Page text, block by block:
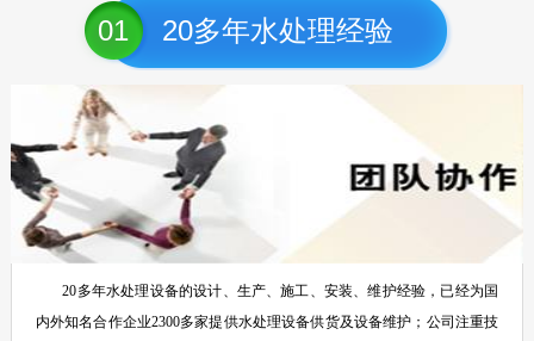
01 20多年水处理经验
20多年水处理设备的设计、生产、施工、安装、维护经验，已经为国
内外知名合作企业2300多家提供水处理设备供货及设备维护；公司注重技